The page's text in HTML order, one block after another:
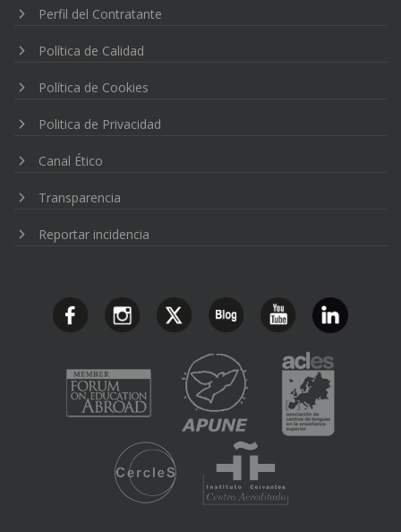
Perfil del Contratante
Política de Calidad
Política de Cookies
Politica de Privacidad
Canal Ético
Transparencia
Reportar incidencia